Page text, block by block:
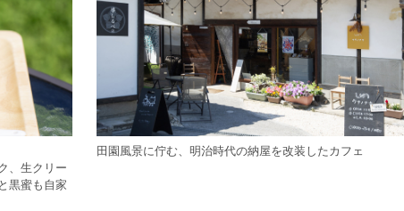
、生クリー
黒蜜も自家
田園風景に佇む、明治時代の納屋を改装したカフェ